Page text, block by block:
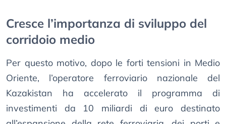
Cresce l’importanza di sviluppo del
corridoio medio
Per questo motivo, dopo le forti tensioni in Medio
Oriente, l’operatore ferroviario nazionale del
Kazakistan ha accelerato il programma di
investimenti da 10 miliardi di euro destinato